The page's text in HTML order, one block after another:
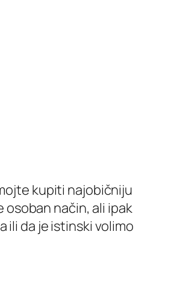
kupiti najobičniju
način, ali ipak
ili da je istinski volimo